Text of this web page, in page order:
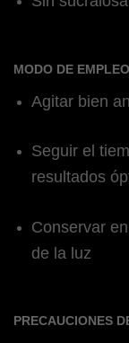
MODO DE EMPLEO
Agitar bien
Seguir el
resultados
Conservar
de la luz
PRECAUCIONES